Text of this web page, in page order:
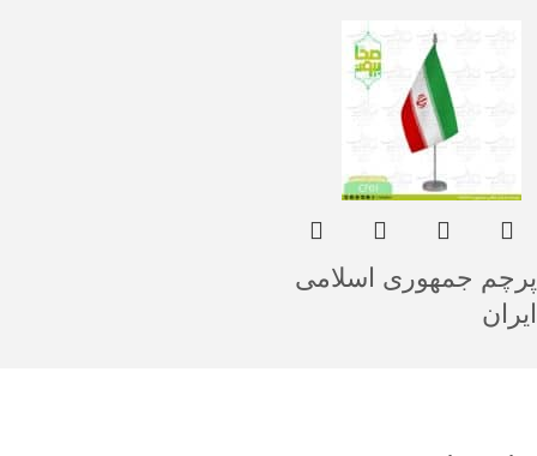
پرچم جمهوری اسلامی
ایران